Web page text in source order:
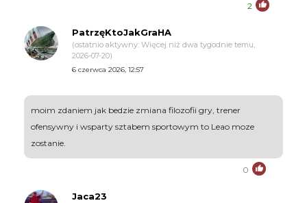
2
PatrzęKtoJakGraHA
(ostatnio aktywny: Więcej niż dwa tygodnie temu,
2026-07-20)
6 czerwca 2026, 12:57
moim zdaniem jak bedzie zmiana filozofii gry, trener
ofensywny i wsparty sztabem sportowym to Leao moze
zostanie.
0
Jaca23